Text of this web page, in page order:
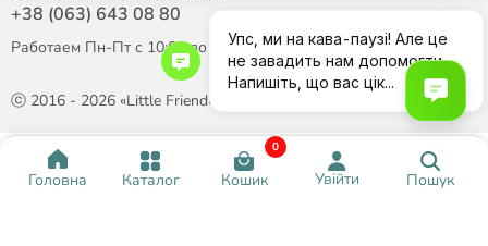
Головна Каталог Кошик
0
Увійти Пошук
ⓒ 2016 - 2026 «Little Friend»
+38 (063) 643 08 80
Работаем Пн-Пт с 10:00 до 18:00
Написати в Telegram Давайте поспілкуємося